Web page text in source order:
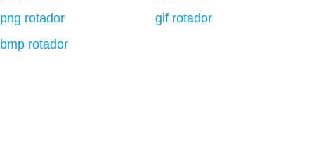
png rotador
gif rotador
bmp rotador